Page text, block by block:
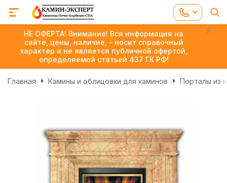
НЕ ОФЕРТА! Внимание! Вся информация на
сайте, цены, наличие, - носит справочный
характер и не является публичной офертой,
определяемой статьей 437 ГК РФ!
Главная Камины и облицовки для каминов Порталы из